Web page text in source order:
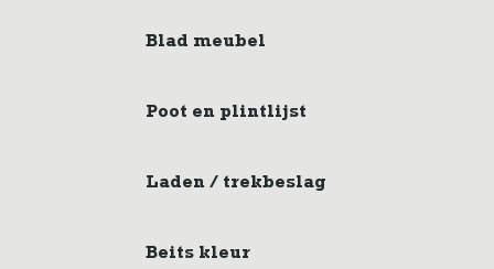
Blad meubel
Poot en plintlijst
Laden / trekbeslag
Beits kleur